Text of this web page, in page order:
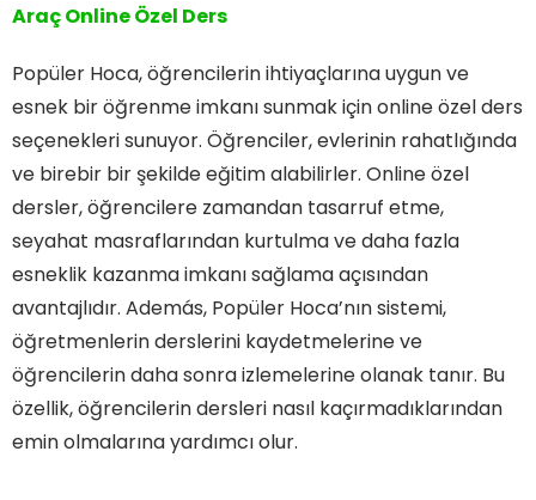
Araç Online Özel Ders
Popüler Hoca, öğrencilerin ihtiyaçlarına uygun ve
esnek bir öğrenme imkanı sunmak için online özel ders
seçenekleri sunuyor. Öğrenciler, evlerinin rahatlığında
ve birebir bir şekilde eğitim alabilirler. Online özel
dersler, öğrencilere zamandan tasarruf etme,
seyahat masraflarından kurtulma ve daha fazla
esneklik kazanma imkanı sağlama açısından
avantajlıdır. Además, Popüler Hoca’nın sistemi,
öğretmenlerin derslerini kaydetmelerine ve
öğrencilerin daha sonra izlemelerine olanak tanır. Bu
özellik, öğrencilerin dersleri nasıl kaçırmadıklarından
emin olmalarına yardımcı olur.